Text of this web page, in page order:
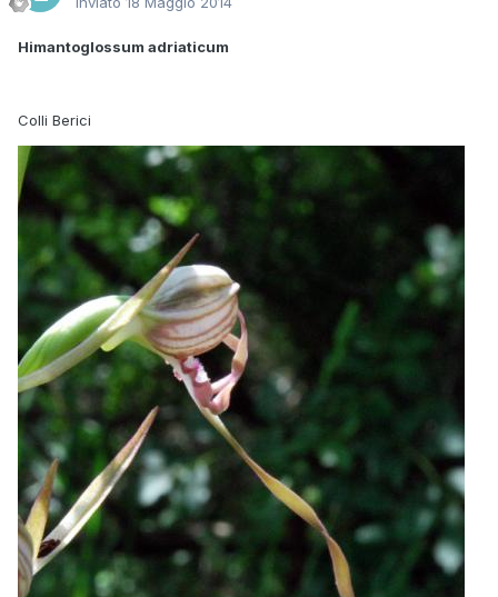
Himantoglossum adriaticum
Colli Berici